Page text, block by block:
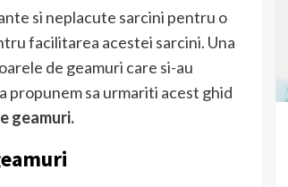
si neplacute sarcini pentru o
facilitarea acestei sarcini. Una
de geamuri care si-au
propunem sa urmariti acest ghid
geamuri.